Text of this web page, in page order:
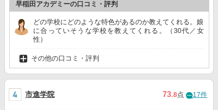
早稲田アカデミーの口コミ・評判
どの学校にどのような特色があるのか教えてくれる。娘
に合っていそうな学校を教えてくれる。（30代／女
性）
その他の口コミ・評判
市進学院 73.8点 17件